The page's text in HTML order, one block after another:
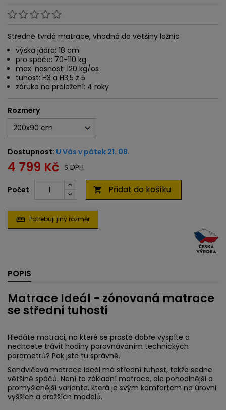
Středně tvrdá matrace, vhodná do většiny ložnic
výška jádra: 18 cm
pro spáče: 70-110 kg
max. nosnost: 120 kg/os
tuhost: H3 a H3,5 z 5
záruka na proležení: 4 roky
Rozměry
Dostupnost: U Vás v pátek 21. 08.
4 799 Kč S DPH
Počet  Přidat do košíku
straighten Potřebuji jiný rozměr
POPIS
Matrace Ideál - zónovaná matrace
se střední tuhostí
Hledáte matraci, na které se prostě dobře vyspíte a
nechcete trávit hodiny porovnáváním technických
parametrů? Pak jste tu správně.
Sendvičová matrace Ideál má střední tuhost, takže sedne
většině spáčů. Není to základní matrace, ale pohodlnější a
promyšlenější varianta, která je svým komfortem na úrovni
vyšších a dražších modelů.